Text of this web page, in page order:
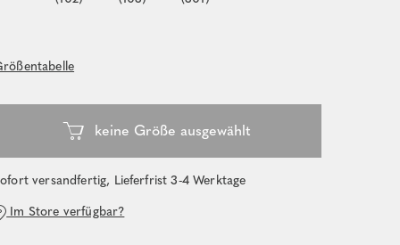
versandfertig, Lieferfrist 3-4 Werktage
Im Store verfügbar?